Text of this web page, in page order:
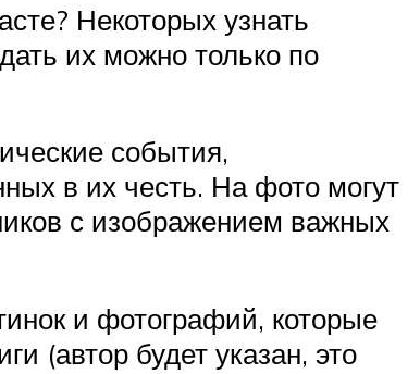
Некоторых узнать
их можно только по
события,
в их честь. На фото могут
с изображением важных
и фотографий, которые
(автор будет указан, это